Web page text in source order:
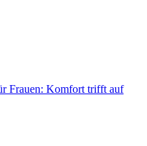
Frauen: Komfort trifft auf